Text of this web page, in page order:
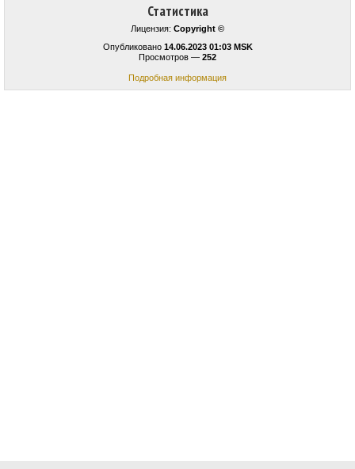
Статистика
Лицензия: Copyright ©
Опубликовано 14.06.2023 01:03 MSK
Просмотров — 252
Подробная информация